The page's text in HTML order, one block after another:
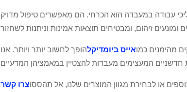
עבודה במעבדה הוא הכרחי. הם מאפשרים טיפול מדויק
מהימנים כמואייס ביומדיקלהופך לחשוב יותר ויותר. אנו
או לבחירת מגוון המוצרים שלנו, אל תהססוצרו קשר